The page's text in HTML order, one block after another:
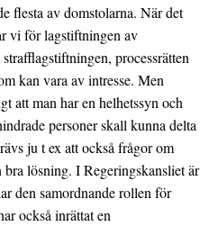
flesta av domstolarna. När det
vi för lagstiftningen av
processrätten
kan vara av intresse. Men
att man har en helhetssyn och
personer skall kunna delta
ju t ex att också frågor om
lösning. I Regeringskansliet är
den samordnande rollen för
också inrättat en